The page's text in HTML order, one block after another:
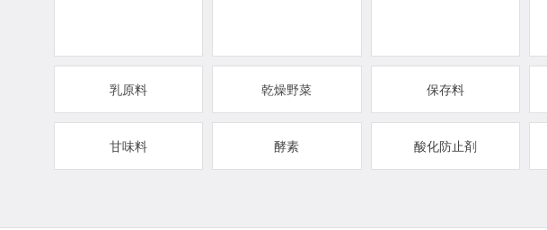
乳原料 乾燥野菜 保存料
甘味料 酵素 酸化防止剤